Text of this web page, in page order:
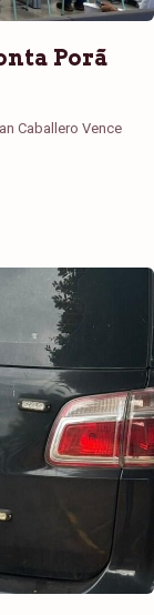
Porã
Caballero Vence